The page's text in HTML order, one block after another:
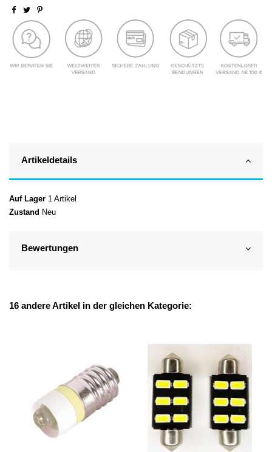
Artikeldetails
Auf Lager 1 Artikel
Zustand Neu
Bewertungen
16 andere Artikel in der gleichen Kategorie: